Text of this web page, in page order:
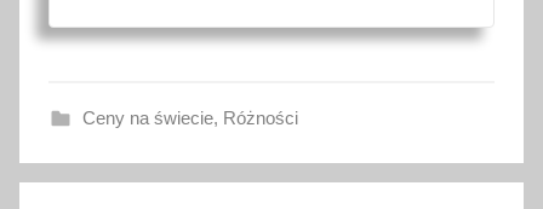
Ceny na świecie, Różności
a